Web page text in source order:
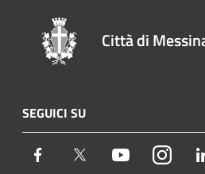
Città di
SEGUICI SU
Facebook Twitter Youtube